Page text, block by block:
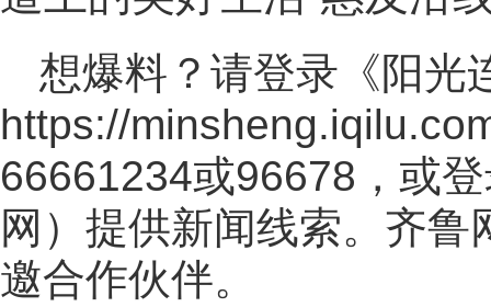
想爆料？请登录《阳光
https://
66661234或96678，或
网 ）提供新闻线索。齐鲁
邀合作伙伴。